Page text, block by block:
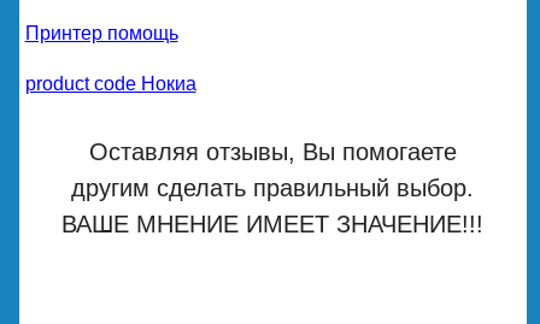
Принтер помощь
product code Нокиа
Оставляя отзывы, Вы помогаете
другим сделать правильный выбор.
ВАШЕ МНЕНИЕ ИМЕЕТ ЗНАЧЕНИЕ!!!